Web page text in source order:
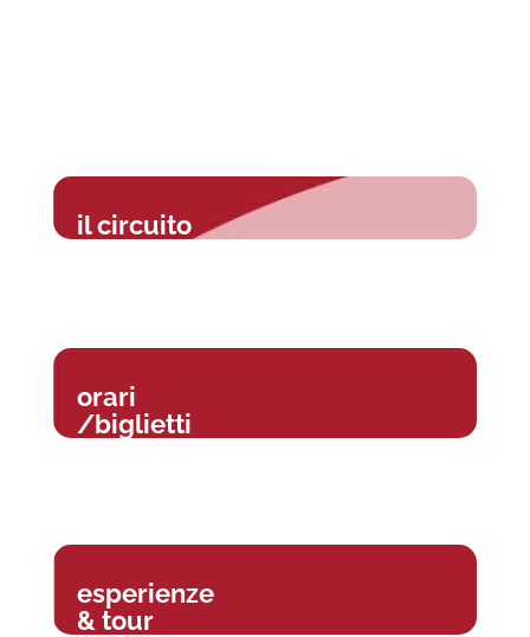
il circuito
orari
/biglietti
esperienze
& tour